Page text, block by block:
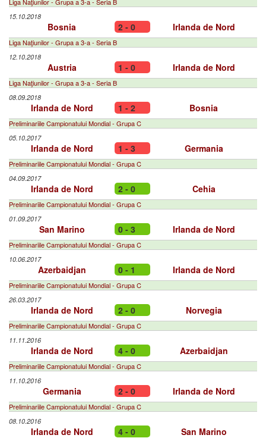
15.10.2018
Bosnia 2 - 0 Irlanda de Nord
Liga Naţiunilor - Grupa a 3-a - Seria B
12.10.2018
Austria 1 - 0 Irlanda de Nord
Liga Naţiunilor - Grupa a 3-a - Seria B
08.09.2018
Irlanda de Nord 1 - 2 Bosnia
Preliminariile Campionatului Mondial - Grupa C
05.10.2017
Irlanda de Nord 1 - 3 Germania
Preliminariile Campionatului Mondial - Grupa C
04.09.2017
Irlanda de Nord 2 - 0 Cehia
Preliminariile Campionatului Mondial - Grupa C
01.09.2017
San Marino 0 - 3 Irlanda de Nord
Preliminariile Campionatului Mondial - Grupa C
10.06.2017
Azerbaidjan 0 - 1 Irlanda de Nord
Preliminariile Campionatului Mondial - Grupa C
26.03.2017
Irlanda de Nord 2 - 0 Norvegia
Preliminariile Campionatului Mondial - Grupa C
11.11.2016
Irlanda de Nord 4 - 0 Azerbaidjan
Preliminariile Campionatului Mondial - Grupa C
11.10.2016
Germania 2 - 0 Irlanda de Nord
Preliminariile Campionatului Mondial - Grupa C
08.10.2016
Irlanda de Nord 4 - 0 San Marino